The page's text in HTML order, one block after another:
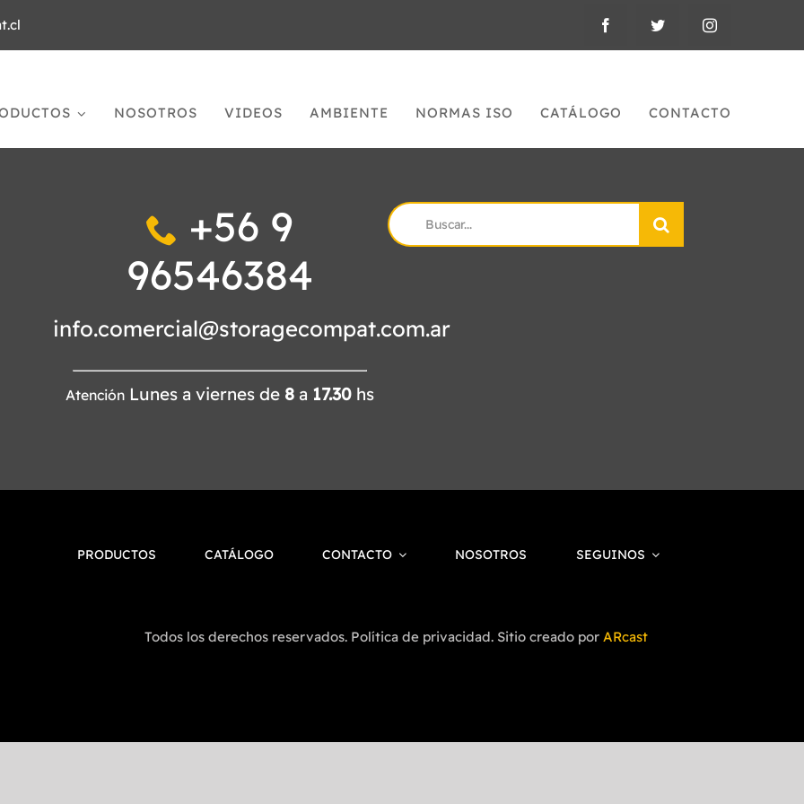
NOSOTROS VIDEOS AMBIENTE NORMAS ISO CATÁLOGO CONTACTO
+56 9
96546384
info.comercial@storagecompat.com.ar
Atención Lunes a viernes de 8 a 17.30 hs
Search
for:
PRODUCTOS CATÁLOGO CONTACTO NOSOTROS SEGUINOS
Todos los derechos reservados. Política de privacidad. Sitio creado por ARcast